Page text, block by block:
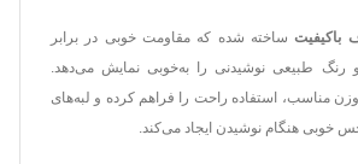
باکیفیتساخته شده که مقاومت خوبی در برابر
طبیعی نوشیدنی را به‌خوبی نمایش می‌دهد.
استفاده راحت را فراهم کرده و لبه‌های
هنگام نوشیدن ایجاد می‌کند.